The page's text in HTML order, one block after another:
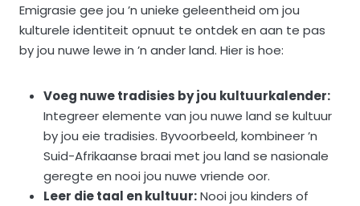
Emigrasie gee jou ’n unieke geleentheid om jou
kulturele identiteit opnuut te ontdek en aan te pas
by jou nuwe lewe in ’n ander land. Hier is hoe:
Voeg nuwe tradisies by jou kultuurkalender:
Integreer elemente van jou nuwe land se kultuur
by jou eie tradisies. Byvoorbeeld, kombineer ’n
Suid-Afrikaanse braai met jou land se nasionale
geregte en nooi jou nuwe vriende oor.
Leer die taal en kultuur:Nooi jou kinders of